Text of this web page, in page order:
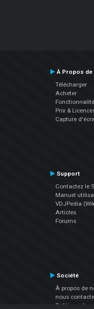
À Propos de
Télécharger
Acheter
Prix &
Capture
Support
Contactez le
Manuel
VDJPedia
Articles
Forums
Société
À propos de
nous
Politique de